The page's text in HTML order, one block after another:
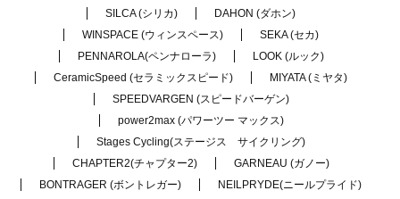
SILCA (シリカ)
DAHON (ダホン)
WINSPACE (ウィンスペース)
SEKA (セカ)
PENNAROLA(ペンナローラ)
LOOK (ルック)
CeramicSpeed (セラミックスピード)
MIYATA (ミヤタ)
SPEEDVARGEN (スピードバーゲン)
power2max (パワーツー マックス)
Stages Cycling(ステージス サイクリング)
CHAPTER2(チャプター2)
GARNEAU (ガノー)
BONTRAGER (ボントレガー)
NEILPRYDE(ニールプライド)